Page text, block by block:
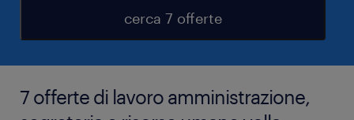
cerca 7 offerte
7 offerte di lavoro amministrazione,